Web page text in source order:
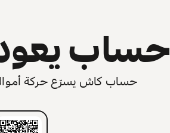
حساب
حساب كاش يسرّع حركة أموالك